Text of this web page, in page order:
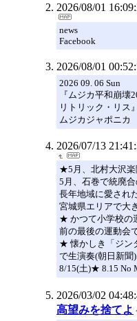
2026/08/01
news
Facebook
2026/08/01
2026 09. 06 Sun
『ムジカ平和崩壊
リトリック・リス』
ムジカジャポニカ
2026/07/13
★5月、北村大沢楽
5月、石巻で統廃
長年地域に愛され
宮城県エリアで大
★ かつて小学校の
前の最後の運動会
★ 懐かしき「ジン
で生演奏(朝日新聞)
8/15(土)★ 8.15 No
2026/03/02
高望みを捨てよ